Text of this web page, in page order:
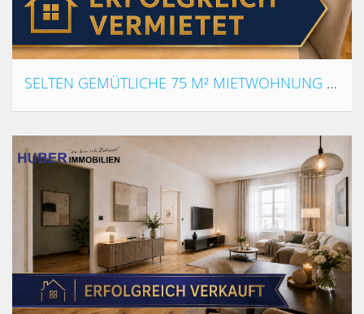
SELTEN GEMÜTLICHE 75 M² MIETWOHNUNG MIT FENSICHT IN PERG | KAMINOFEN & LOGGIA | € 895 BRUTTO FIX inkl. BK/HZ/WW